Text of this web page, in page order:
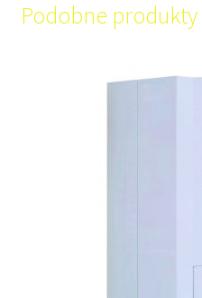
Podobne produkty